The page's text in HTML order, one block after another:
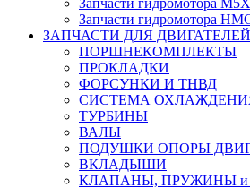
Запчасти гидромотора
ЗАПЧАСТИ ДЛЯ ДВИГАТЕЛЕЙ
ПОРШНЕКОМПЛЕКТЫ
ПРОКЛАДКИ
ФОРСУНКИ И ТНВД
СИСТЕМА
ТУРБИНЫ
ВАЛЫ
ПОДУШКИ ОПОРЫ
ВКЛАДЫШИ
КЛАПАНЫ, ПРУЖИНЫ и